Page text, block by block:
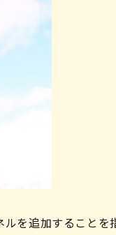
を追加することを